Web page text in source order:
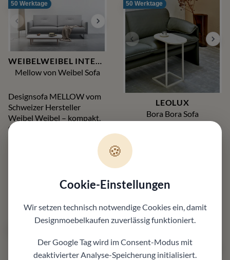
50 Werktage
WEIBELWEIBEL INTERTIME
Mellow von Weibel Sofa
Designsofa MELLOW vom
Schweizer Hersteller
Weibel Weibel – kompakt,
funktional und stilvoll. Jetzt
bei Designmoebelkaufen.de
4.990,00 €*¹
50 Werktage
LEOLUX
Bora Bora Sofa
-15%
50 Werktage
🍪
Cookie-Einstellungen
Wir setzen technisch notwendige Cookies ein, damit
Designmoebelkaufen zuverlässig funktioniert.
Der Google Tag wird im Consent-Modus mit
deaktivierter Analyse-Speicherung initialisiert.